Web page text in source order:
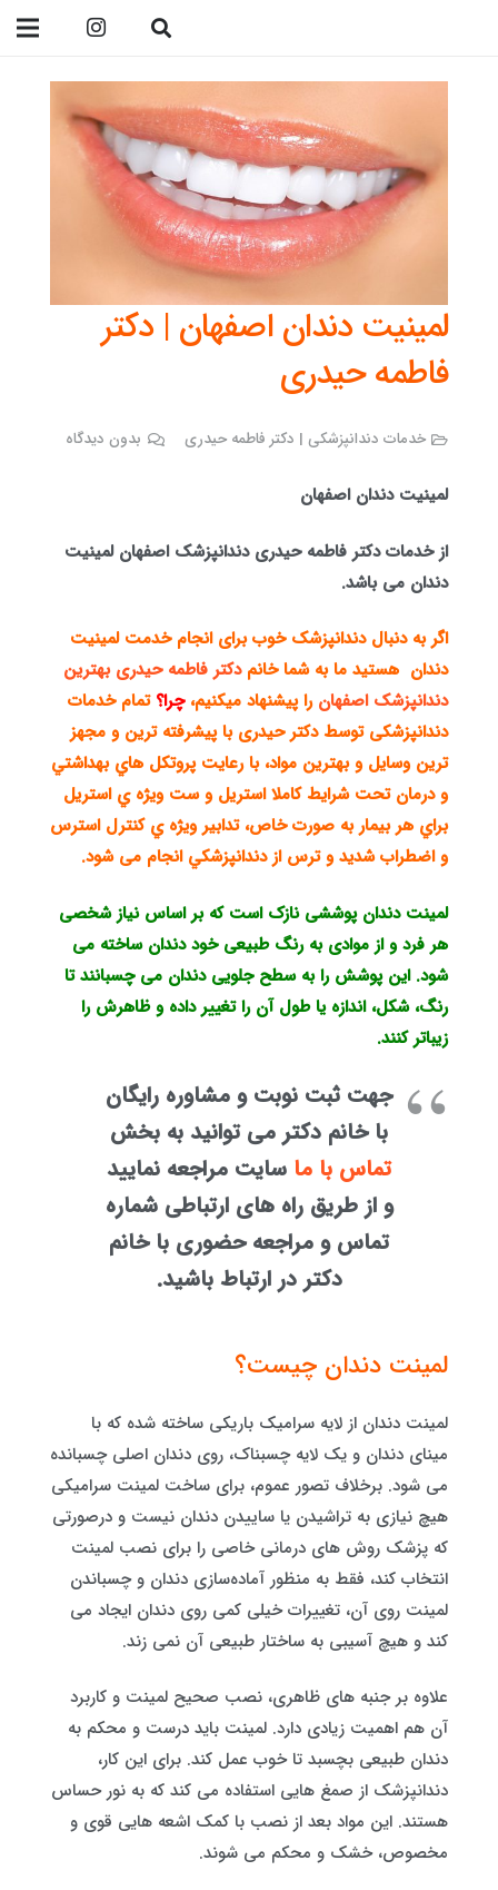
لمینیت دندان اصفهان | دکتر
فاطمه حیدری
خدمات دندانپزشکی | دکتر فاطمه حیدری بدون دیدگاه
لمینیت دندان اصفهان
از خدمات دکتر فاطمه حیدری دندانپزشک اصفهان لمینیت
دندان می باشد.
اگر به دنبال دندانپزشک خوب برای انجام خدمت لمینیت
دندان هستید ما به شما خانمدکتر فاطمه حیدری بهترین
دندانپزشک اصفهان را پیشنهاد میکنیم،چرا؟ تمام خدمات
دندانپزشکی توسط دکتر حیدری با پيشرفته ترين و مجهز
ترين وسايل و بهترين مواد، با رعايت پروتكل هاي بهداشتي
و درمان تحت شرايط كاملا استريل و ست ويژه ي استريل
براي هر بيمار به صورت خاص، تدابير ويژه ي كنترل استرس
و اضطراب شديد و ترس از دندانپزشكي انجام می شود.
لمینت دندان پوششی نازک است که بر اساس نیاز شخصی
هر فرد و از موادی به رنگ طبیعی خود دندان ساخته می
شود. این پوشش را به سطح جلویی دندان می چسبانند تا
رنگ، شکل، اندازه یا طول آن را تغییر داده و ظاهرش را
زیباتر کنند.
جهت ثبت نوبت و مشاوره رایگان
با خانم دکتر می توانید به بخش
تماس با ما سایت مراجعه نمایید
و از طریق راه های ارتباطی شماره
تماس و مراجعه حضوری با خانم
دکتر در ارتباط باشید.
لمینت دندان چیست؟
لمینت دندان از لایه سرامیک باریکی ساخته شده که با
مینای دندان و یک لایه چسبناک، روی دندان اصلی چسبانده
می شود. برخلاف تصور عموم، برای ساخت لمینت سرامیکی
هیچ نیازی به تراشیدن یا ساییدن دندان نیست و درصورتی
که پزشک روش های درمانی خاصی را برای نصب لمینت
انتخاب کند، فقط به منظور آماده‌سازی دندان و چسباندن
لمینت روی آن، تغییرات خیلی کمی روی دندان ایجاد می
کند و هیچ آسیبی به ساختار طبیعی آن نمی زند.
علاوه بر جنبه های ظاهری، نصب صحیح لمینت و کاربرد
آن هم اهمیت زیادی دارد. لمینت باید درست و محکم به
دندان طبیعی بچسبد تا خوب عمل کند. برای این کار،
دندانپزشک از صمغ هایی استفاده می کند که به نور حساس
هستند. این مواد بعد از نصب با کمک اشعه هایی قوی و
مخصوص، خشک و محکم می شوند.